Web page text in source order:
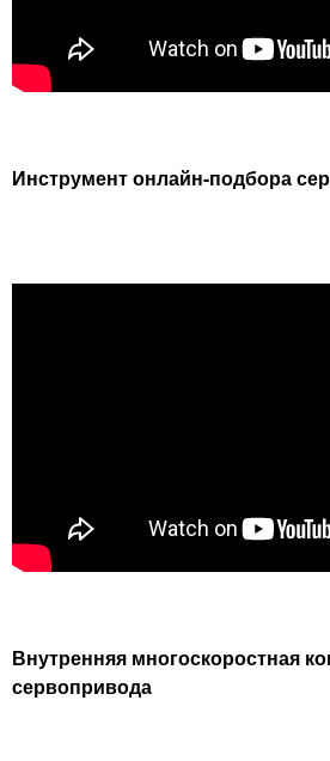
Инструмент онлайн-подбора
Внутренняя многоскоростная
сервопривода